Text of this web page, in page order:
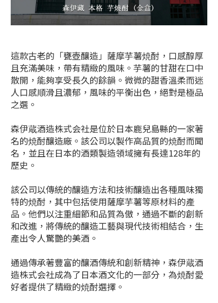
這款古老的「甕壺釀造」薩摩芋薯焼酎，口感醇厚
且充滿美味，帶有精緻的風味。芋薯的甘甜在口中
散開，能夠享受長久的餘韻。微微的甜香溫柔而迷
人口感順滑且濃郁，風味的平衡出色，絕對是極品
之選。
森伊蔵酒造株式会社是位於日本鹿兒島縣的一家著
名的焼酎釀造廠。該公司以製作高品質的焼酎而聞
名，並且在日本的酒類製造領域擁有長達128年的
歷史。
該公司以傳統的釀造方法和技術釀造出各種風味獨
特的焼酎，其中包括使用薩摩芋薯等原材料的產
品。他們以注重細節和品質為傲，通過不斷的創新
和改進，將傳統的釀造工藝與現代技術相結合，生
產出令人驚艷的美酒。
通過傳承著豐富的釀酒傳統和創新精神，森伊蔵酒
造株式会社成為了日本酒文化的一部分，為焼酎愛
好者提供了精緻的焼酎選擇。